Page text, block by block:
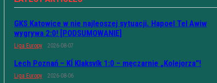
GKS Katowice w nie najleoszej sytuacji. Hapoel Tel Awiw
wygrywa 2:0! [PODSUMOWANIE]
Liga Europy 2026-08-07
Lech Poznań – KÍ Klaksvík 1:0 – męczarnie „Kolejorza”!
Liga Europy 2026-08-06